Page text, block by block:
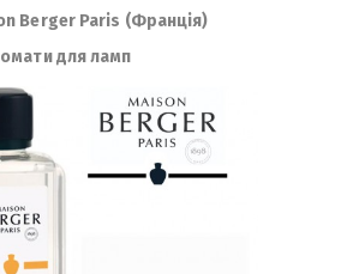
Berger Paris (Франція)
для ламп